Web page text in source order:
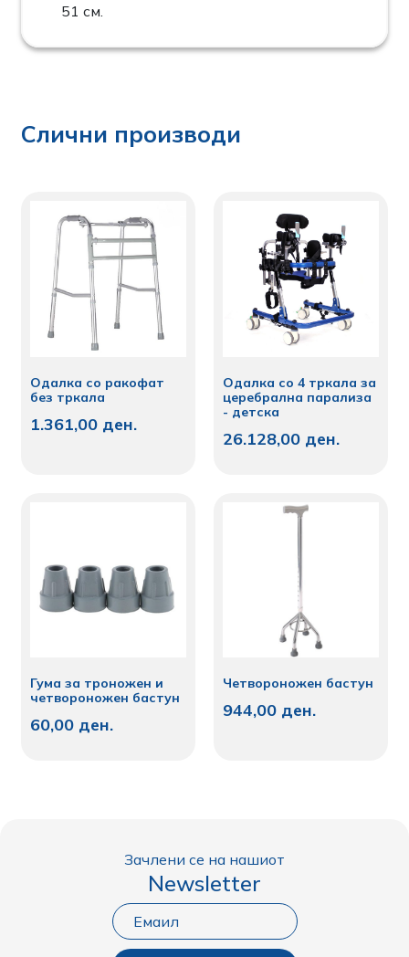
51 см.
Слични производи
Одалка со ракофат
без тркала
1.361,00 ден.
Одалка со 4 тркала за
церебрална парализа
- детска
26.128,00 ден.
Гума за троножен и
четвороножен бастун
60,00 ден.
Четвороножен бастун
944,00 ден.
Зачлени се на нашиот
Newsletter